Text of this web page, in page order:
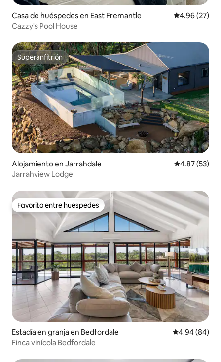
Casa de huéspedes en East Fremantle Calificación
4.96 (27)
Cazzy's Pool House
Superanfitrión
Superanfitrión
Alojamiento en Jarrahdale Calificación
4.87 (53)
Jarrahview Lodge
Favorito entre huéspedes
Favorito entre huéspedes
Estadía en granja en Bedfordale Calificación
4.94 (84)
Finca vinícola Bedfordale